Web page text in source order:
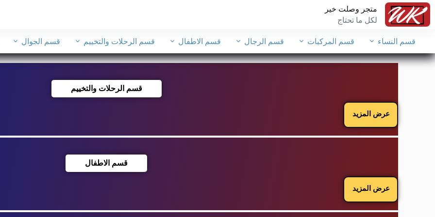
متجر وصلت خير
لكل ما تحتاج
قسم النساء قسم المركبات قسم الرجال قسم الاطفال قسم الرحلات والتخييم قسم الجوال
قسم الرحلات والتخييم
عرض المزيد
قسم الاطفال
عرض المزيد